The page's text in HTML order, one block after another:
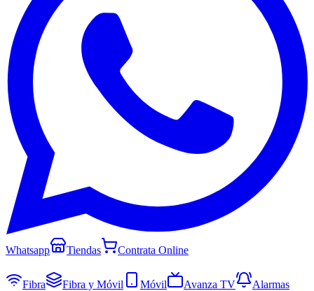
Whatsapp Tiendas Contrata Online
Fibra Fibra y Móvil Móvil Avanza TV
Alarmas